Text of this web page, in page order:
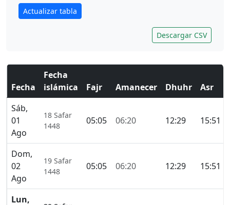
Actualizar tabla
Descargar CSV
Fecha
Fecha
islámica
Fajr Amanecer Dhuhr Asr
Sáb,
01
Ago
18 Safar
1448
05:05 06:20 12:29 15:51
Dom,
02
Ago
19 Safar
1448
05:05 06:20 12:29 15:51
Lun,